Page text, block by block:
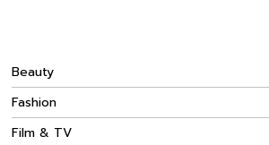
Beauty
Fashion
Film & TV